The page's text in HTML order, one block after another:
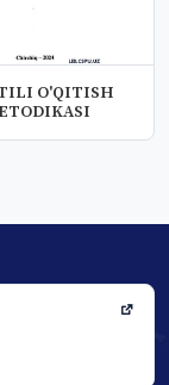
O'QITISH